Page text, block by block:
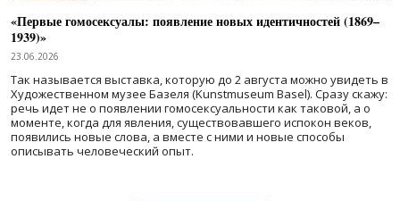
«Первые гомосексуалы: появление новых идентичностей (1869–
1939)»
23.06.2026
Так называется выставка, которую до 2 августа можно увидеть в
Художественном музее Базеля (Kunstmuseum Basel). Сразу скажу:
речь идет не о появлении гомосексуальности как таковой, а о
моменте, когда для явления, существовавшего испокон веков,
появились новые слова, а вместе с ними и новые способы
описывать человеческий опыт.